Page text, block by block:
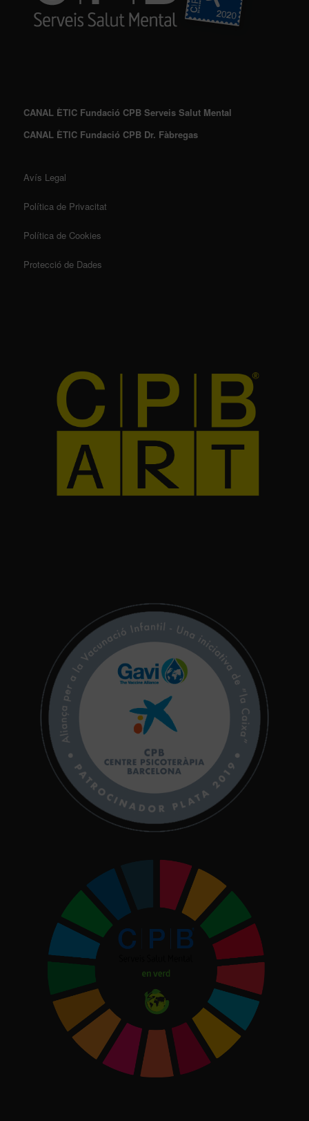
CANAL ÈTIC Fundació CPB Serveis Salut Mental
CANAL ÈTIC Fundació CPB Dr. Fàbregas
Avís Legal
Política de Privacitat
Política de Cookies
Protecció de Dades